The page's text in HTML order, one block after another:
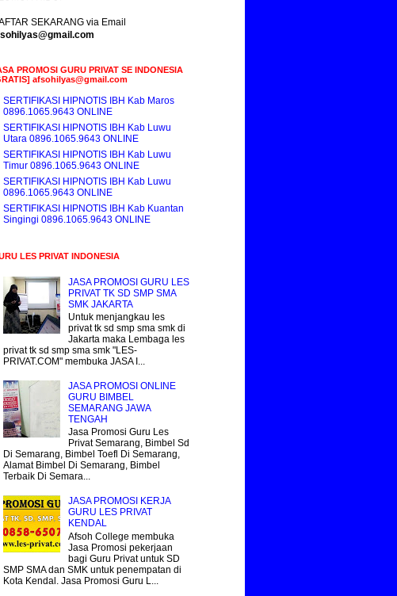
SEKARANG via Email
PROMOSI GURU PRIVAT SE INDONESIA
afsohilyas@gmail.com
SERTIFIKASI HIPNOTIS IBH Kab Maros
0896.1065.9643 ONLINE
SERTIFIKASI HIPNOTIS IBH Kab Luwu
Utara 0896.1065.9643 ONLINE
SERTIFIKASI HIPNOTIS IBH Kab Luwu
Timur 0896.1065.9643 ONLINE
SERTIFIKASI HIPNOTIS IBH Kab Luwu
0896.1065.9643 ONLINE
SERTIFIKASI HIPNOTIS IBH Kab Kuantan
Singingi 0896.1065.9643 ONLINE
LES PRIVAT INDONESIA
JASA PROMOSI GURU LES
PRIVAT TK SD SMP SMA
SMK JAKARTA
Untuk menjangkau les
privat tk sd smp sma smk di
Jakarta maka Lembaga les
privat tk sd smp sma smk "LES-
PRIVAT.COM" membuka JASA I...
JASA PROMOSI ONLINE
GURU BIMBEL
SEMARANG JAWA
TENGAH
Jasa Promosi Guru Les
Privat Semarang, Bimbel Sd
Di Semarang, Bimbel Toefl Di Semarang,
Alamat Bimbel Di Semarang, Bimbel
Terbaik Di Semara...
JASA PROMOSI KERJA
GURU LES PRIVAT
KENDAL
Afsoh College membuka
Jasa Promosi pekerjaan
bagi Guru Privat untuk SD
SMP SMA dan SMK untuk penempatan di
Kota Kendal. Jasa Promosi Guru L...